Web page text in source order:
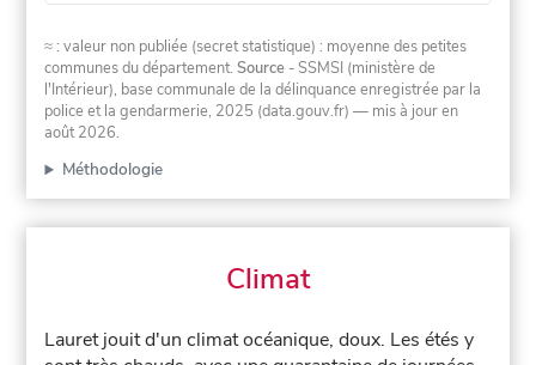
≈ : valeur non publiée (secret statistique) : moyenne des petites
communes du département.Source - SSMSI (ministère de
l'Intérieur), base communale de la délinquance enregistrée par la
police et la gendarmerie, 2025 (data.gouv.fr) — mis à jour en
août 2026.
Méthodologie
Climat
Lauret jouit d'un climat océanique, doux. Les étés y